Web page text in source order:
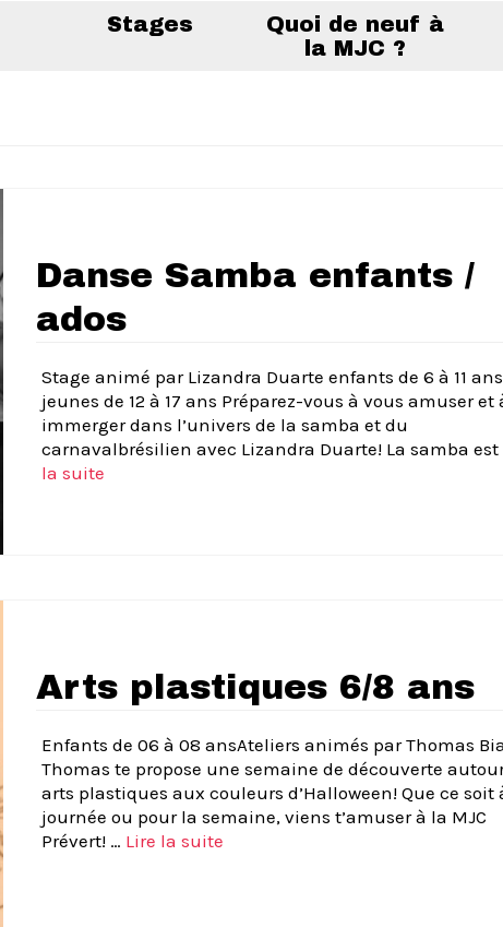
Stages
Quoi de neuf à
la MJC ?
Danse Samba enfants /
ados
Stage animé par Lizandra Duarte enfants de 6 à 11
jeunes de 12 à 17 ans Préparez-vous à vous amuser et
immerger dans l’univers de la samba et du
carnavalbrésilien avec Lizandra Duarte! La samba est
la suite­­
Arts plastiques 6/8 ans
Enfants de 06 à 08 ansAteliers animés par Thomas
Thomas te propose une semaine de découverte
arts plastiques aux couleurs d’Halloween! Que ce soit
journée ou pour la semaine, viens t’amuser à la MJC
Prévert! … Lire la suite­­